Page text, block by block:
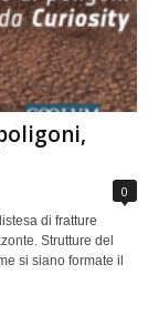
0
di fratture
Strutture del
si siano formate il